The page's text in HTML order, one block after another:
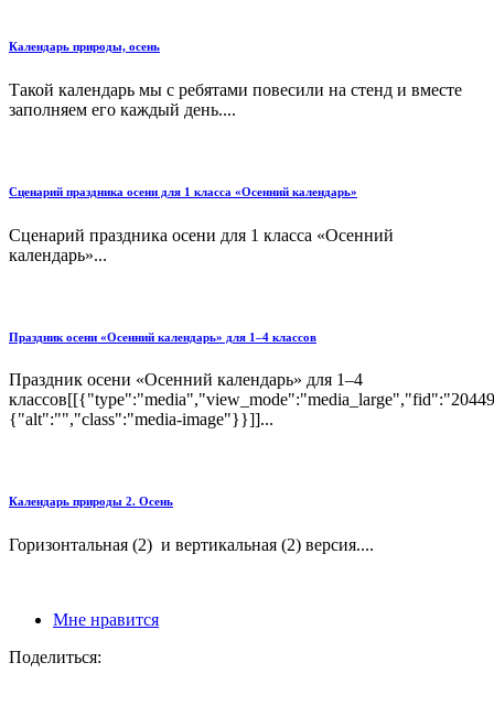
Календарь природы, осень
Такой календарь мы с ребятами повесили на стенд и вместе
заполняем его каждый день....
Сценарий праздника осени для 1 класса «Осенний календарь»
Сценарий праздника осени для 1 класса «Осенний
календарь»...
Праздник осени «Осенний календарь» для 1–4 классов
Праздник осени «Осенний календарь» для 1–4
{"alt":"","class":"media-image"}}]]...
Календарь природы 2. Осень
Горизонтальная (2) и вертикальная (2) версия....
Мне нравится
Поделиться: